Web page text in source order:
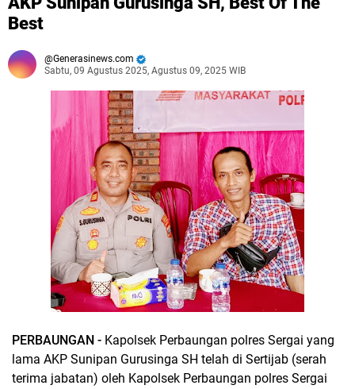
Best
Generasinews.com
Sabtu, 09 Agustus 2025, Agustus 09, 2025 WIB
PERBAUNGAN - Kapolsek Perbaungan polres Sergai yang
lama AKP Sunipan Gurusinga SH telah di Sertijab (serah
terima jabatan) oleh Kapolsek Perbaungan polres Sergai